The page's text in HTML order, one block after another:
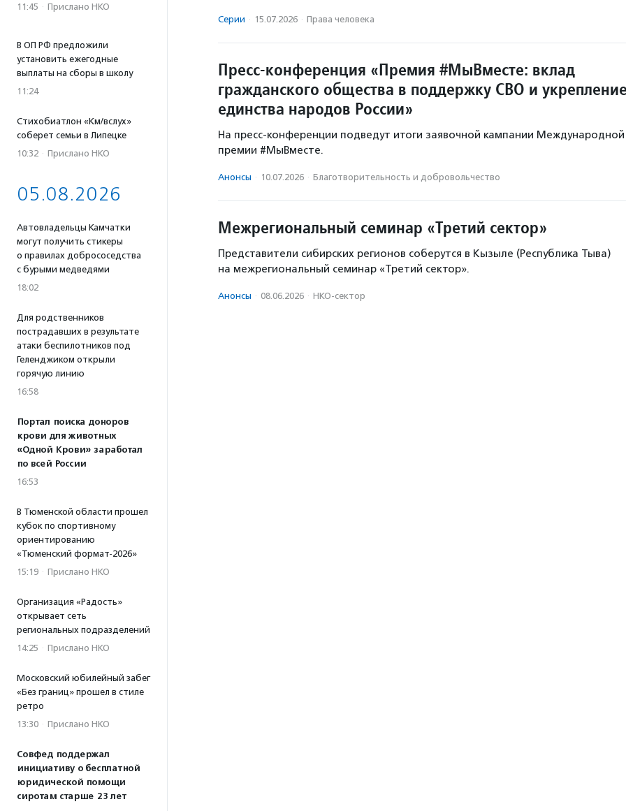
11:45 · Прислано НКО
В ОП РФ предложили
установить ежегодные
выплаты на сборы в школу
11:24
Стихобиатлон «Км/вслух»
соберет семьи в Липецке
10:32 · Прислано НКО
05.08.2026
Автовладельцы Камчатки
могут получить стикеры
о правилах добрососедства
с бурыми медведями
18:02
Для родственников
пострадавших в результате
атаки беспилотников под
Геленджиком открыли
горячую линию
16:58
Портал поиска доноров
крови для животных
«Одной Крови» заработал
по всей России
16:53
В Тюменской области прошел
кубок по спортивному
ориентированию
«Тюменский формат-2026»
15:19 · Прислано НКО
Организация «Радость»
открывает сеть
региональных подразделений
14:25 · Прислано НКО
Московский юбилейный забег
«Без границ» прошел в стиле
ретро
13:30 · Прислано НКО
Совфед поддержал
инициативу о бесплатной
юридической помощи
сиротам старше 23 лет
Серии · 15.07.2026 · Права человека
Пресс-конференция «Премия #МыВместе: вклад
гражданского общества в поддержку СВО и
единства народов России»
На пресс-конференции подведут итоги заявочной кампании Международной
премии #МыВместе.
Анонсы · 10.07.2026 · Благотвори­тель­ность и доброволь­чест­во
Межрегиональный семинар «Третий сектор»
Представители сибирских регионов соберутся в Кызыле (Республика Тыва)
на межрегиональный семинар «Третий сектор».
Анонсы · 08.06.2026 · НКО-сектор